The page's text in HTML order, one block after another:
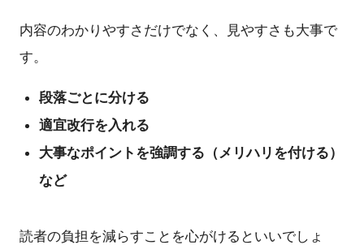
内容のわかりやすさだけでなく、見やすさも大事で
す。
段落ごとに分ける
適宜改行を入れる
大事なポイントを強調する（メリハリを付ける）
など
読者の負担を減らすことを心がけるといいでしょ